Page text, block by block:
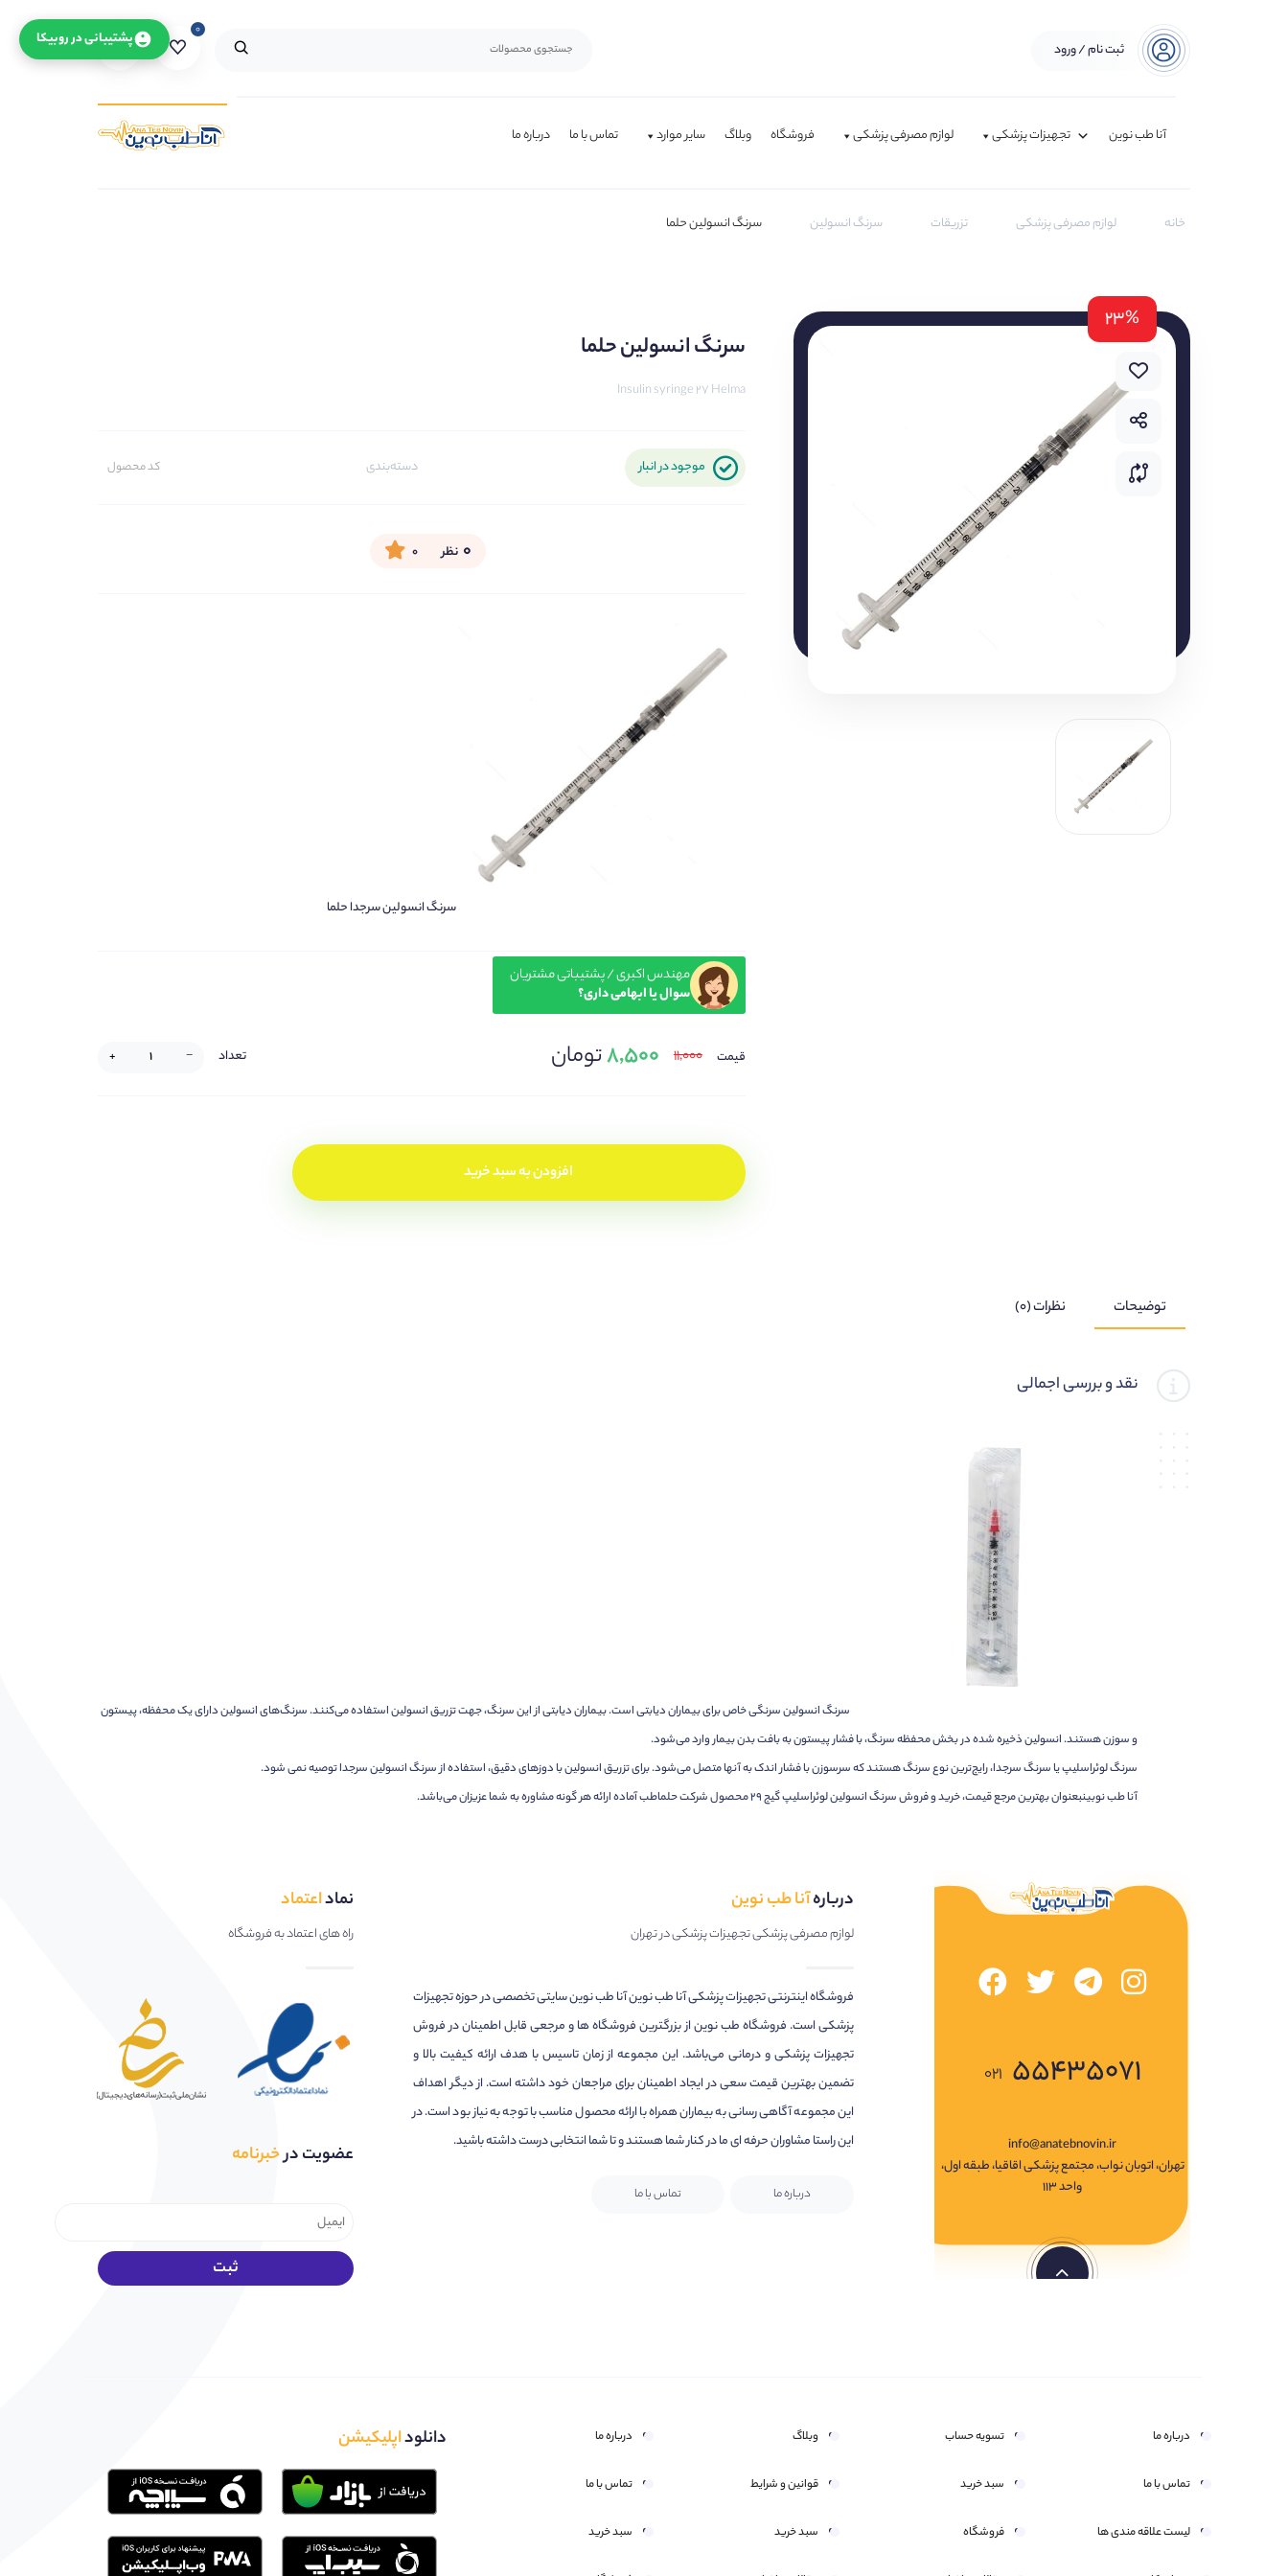
ثبت نام / ورود
۰ ۰
آنا طب نوین تجهیزات پزشکی لوازم مصرفی پزشکی فروشگاه وبلاگ سایر موارد تماس با ما درباره ما
خانه لوازم مصرفی پزشکی تزریقات سرنگ انسولین سرنگ انسولین حلما
۲۳%
سرنگ انسولین حلما
Insulin syringe 27 Helma
موجود در انبار دسته‌بندی کد محصول
۰ نظر ۰
سرنگ انسولین سرجدا حلما
مهندس اکبری / پشتیباتی مشتریان
سوال یا ابهامی داری؟
قیمت ۱۱,۰۰۰ ۸,۵۰۰تومان تعداد −
+
افزودن به سبد خرید
توضیحات نظرات (۰)
نقد و بررسی اجمالی
سرنگ انسولین سرنگی خاص برای بیماران دیابتی است. بیماران دیابتی از این سرنگ، جهت تزریق انسولین استفاده می‌کنند. سرنگ‌های انسولین دارای یک محفظه، پیستون
و سوزن هستند. انسولین ذخیره شده در بخش محفظه سرنگ، با فشار پیستون به بافت بدن بیمار وارد می‌شود.
سرنگ لوئراسلیپ یا سرنگ سرجدا، رایج‌ترین نوع سرنگ هستند که سرسوزن با فشار اندک به آنها متصل می‌شود. برای تزریق انسولین با دوزهای دقیق، استفاده از سرنگ انسولین سرجدا توصیه نمی شود.
آنا طب نوبینبعنوان بهترین مرجع قیمت، خرید و فروش سرنگ انسولین لوئراسلیپ گیج ۲۹ محصول شرکت حلماطب آماده ارائه هر گونه مشاوره به شما عزیزان می‌باشد.
۰۲۱ ۵۵۴۳۵۰۷۱
info@anatebnovin.ir
تهران، اتوبان نواب، مجتمع پزشکی اقاقیا، طبقه اول،
واحد ۱۱۳
دربارهآنا طب نوین
لوازم مصرفی پزشکی تجهیزات پزشکی در تهران
فروشگاه اینترنتی تجهیزات پزشکی آنا طب نوین آنا طب نوین سایتی تخصصی در حوزه تجهیزات
پزشکی است. فروشگاه طب نوین از بزرگترین فروشگاه ها و مرجعی قابل اطمینان در فروش
تجهیزات پزشکی و درمانی می‌باشد. این مجموعه از زمان تاسیس با هدف ارائه کیفیت بالا و
تضمین بهترین قیمت سعی در ایجاد اطمینان برای مراجعان خود داشته است. از دیگر اهداف
این مجموعه آگاهی رسانی به بیماران همراه با ارائه محصول مناسب با توجه به نیاز بود است. در
این راستا مشاوران حرفه ای ما در کنار شما هستند و تا شما انتخابی درست داشته باشید.
درباره ما تماس با ما
نماداعتماد
راه های اعتماد به فروشگاه
عضویت درخبرنامه
درباره ما
تماس با ما
لیست علاقه مندی ها
تسویه حساب
سبد خرید
فروشگاه
وبلاگ
قوانین و شرایط
سبد خرید
درباره ما
تماس با ما
سبد خرید
دانلوداپلیکیشن
پشتیبانی در روبیکا